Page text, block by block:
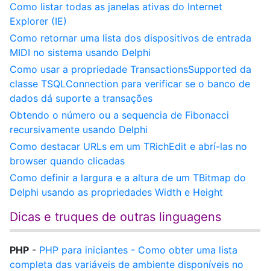
Como listar todas as janelas ativas do Internet
Explorer (IE)
Como retornar uma lista dos dispositivos de entrada
MIDI no sistema usando Delphi
Como usar a propriedade TransactionsSupported da
classe TSQLConnection para verificar se o banco de
dados dá suporte a transações
Obtendo o número ou a sequencia de Fibonacci
recursivamente usando Delphi
Como destacar URLs em um TRichEdit e abrí-las no
browser quando clicadas
Como definir a largura e a altura de um TBitmap do
Delphi usando as propriedades Width e Height
Dicas e truques de outras linguagens
PHP - PHP para iniciantes - Como obter uma lista
completa das variáveis de ambiente disponíveis no